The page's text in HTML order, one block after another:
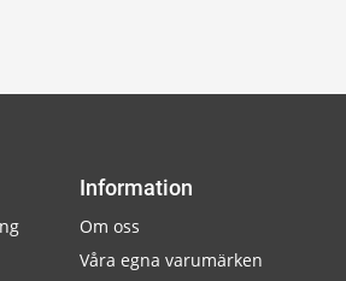
Information
Om oss
Våra egna varumärken